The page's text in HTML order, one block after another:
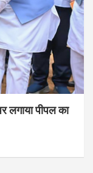
लगाया पीपल का